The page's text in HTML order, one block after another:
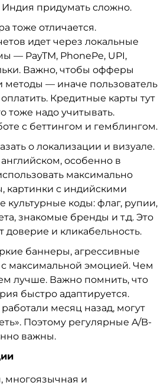
придумать сложно.
тоже отличается.
идет через локальные
— PayTM, PhonePe, UPI,
Важно, чтобы офферы
методы — иначе пользователь
Кредитные карты тут
тоже надо учитывать.
с беттингом и гемблингом.
о локализации и визуале.
особенно в
максимально
картинки с индийскими
коды: флаг, рупии,
знакомые бренды и т.д. Это
и кликабельность.
баннеры, агрессивные
с максимальной эмоцией. Чем
лучше. Важно помнить, что
быстро адаптируется.
месяц назад, могут
Поэтому регулярные A/B-
важны.
многоязычная и